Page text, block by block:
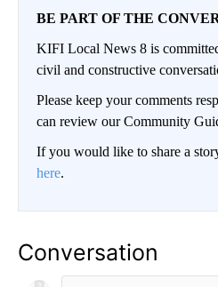
BE PART OF THE
KIFI Local News 8 is
civil and constructive
Please keep your comments
can review our Community
If you would like to share a
here.
Conversation